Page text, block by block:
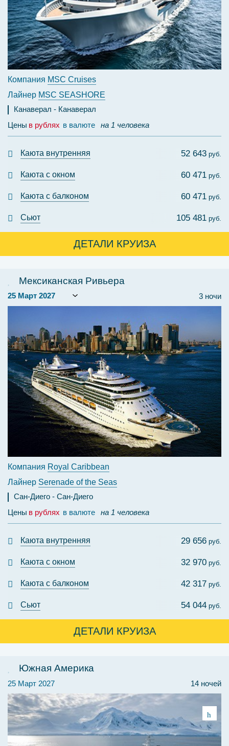
Компания MSC Cruises
Лайнер MSC SEASHORE
Канаверал
Канаверал
Цены в рублях в валюте на 1 человека
Каюта внутренняя 52 643 руб.
Каюта с окном 60 471 руб.
Каюта с балконом 60 471 руб.
Сьют 105 481 руб.
ДЕТАЛИ КРУИЗА
Мексиканская Ривьера
3 ночи
Компания Royal Caribbean
Лайнер Serenade of the Seas
Сан-Диего
Сан-Диего
Цены в рублях в валюте на 1 человека
Каюта внутренняя 29 656 руб.
Каюта с окном 32 970 руб.
Каюта с балконом 42 317 руб.
Сьют 54 044 руб.
ДЕТАЛИ КРУИЗА
Южная Америка
14 ночей
25 Март 2027